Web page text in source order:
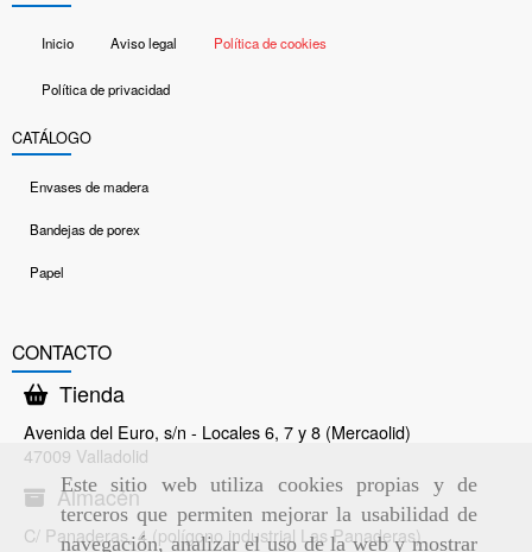
Este sitio web utiliza cookies propias y de
terceros que permiten mejorar la usabilidad de
navegación, analizar el uso de la web y mostrar
Inicio Aviso legal Política de cookies
Política de privacidad
CATÁLOGO
Envases de madera
Bandejas de porex
Papel
CONTACTO
Tienda
Avenida del Euro, s/n - Locales 6, 7 y 8 (Mercaolid)
47009 Valladolid
Almacén
C/ Panaderas, 4 (polígono industrial Las Panaderas)